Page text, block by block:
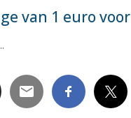
van 1 euro